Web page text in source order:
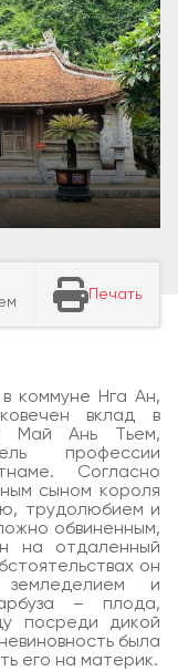
Печать
коммуне Нга Ан,
вклад в
Май Ань Тьем,
профессии
Согласно
сыном короля
трудолюбием и
обвиненным,
на отдаленный
он
и
– плода,
посреди дикой
была
его на материк.